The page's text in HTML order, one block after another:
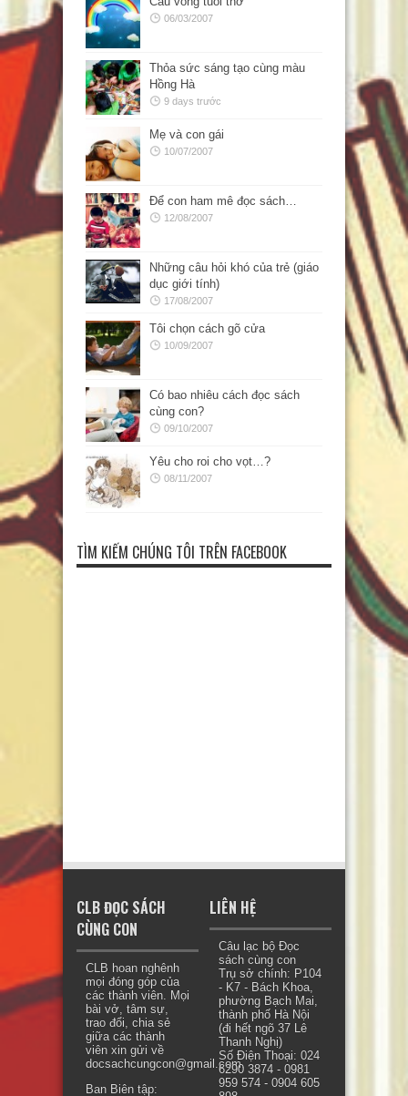
06/03/2007
Thỏa sức sáng tạo cùng màu
Hồng Hà
9 days trước
Mẹ và con gái
10/07/2007
Để con ham mê đọc sách…
12/08/2007
Những câu hỏi khó của trẻ (giáo
dục giới tính)
17/08/2007
Tôi chọn cách gõ cửa
10/09/2007
Có bao nhiêu cách đọc sách
cùng con?
09/10/2007
Yêu cho roi cho vọt…?
08/11/2007
TÌM KIẾM CHÚNG TÔI TRÊN FACEBOOK
CLB ĐỌC SÁCH
CÙNG CON
CLB hoan nghênh
mọi đóng góp của
các thành viên. Mọi
bài vở, tâm sự,
trao đổi, chia sẻ
giữa các thành
viên xin gửi về
docsachcungcon@gmail.com.
Ban Biên tập:
LIÊN HỆ
Câu lạc bộ Đọc
sách cùng con
Trụ sở chính: P104
- K7 - Bách Khoa,
phường Bạch Mai,
thành phố Hà Nội
(đi hết ngõ 37 Lê
Thanh Nghị)
Số Điện Thoại: 024
6290 3874 - 0981
959 574 - 0904 605